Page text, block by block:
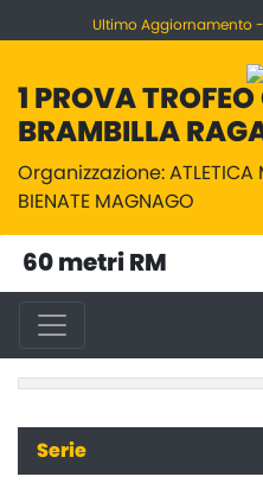
Ultimo Aggiornamento -
1 PROVA TROFEO
BRAMBILLA
Organizzazione: ATLETICA
BIENATE MAGNAGO
60 metri RM
Serie